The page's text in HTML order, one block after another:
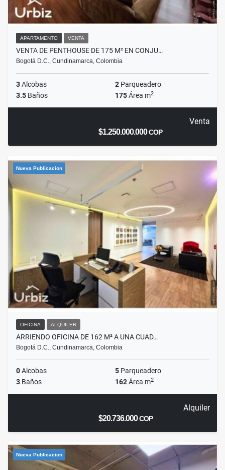
APARTAMENTO VENTA
VENTA DE PENTHOUSE DE 175 M² EN CONJU…
Bogotá D.C., Cundinamarca, Colombia
3Alcobas 2 Parqueadero
3.5 Baños 175Área m2
Venta
$1.250.000.000COP
Nueva Publicacion
OFICINA ALQUILER
ARRIENDO OFICINA DE 162 M² A UNA CUAD…
Bogotá D.C., Cundinamarca, Colombia
0Alcobas 5 Parqueadero
3 Baños 162Área m2
Alquiler
$20.736.000COP
Nueva Publicacion